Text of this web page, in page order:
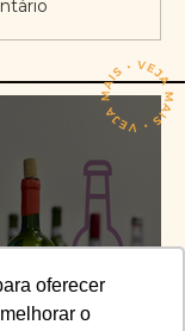
oferecer
o